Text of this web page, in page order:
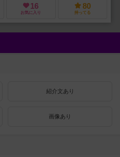
16
お気に入り
80
持ってる
紹介文あり
画像あり